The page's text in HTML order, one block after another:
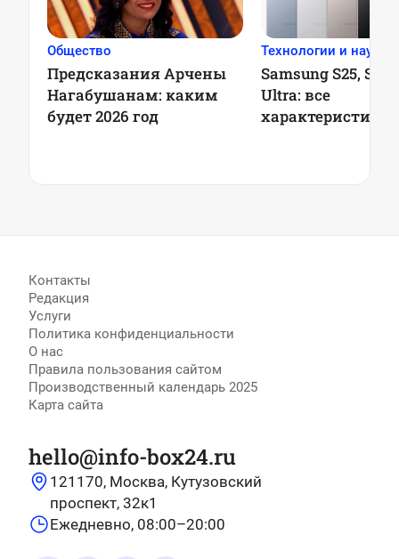
Общество
Предсказания Арчены
Нагабушанам: каким
будет 2026 год
Технологии и наука
Samsung S25,
Ultra: все
характеристики
Контакты
Редакция
Услуги
Политика конфиденциальности
О нас
Правила пользования сайтом
Производственный календарь 2025
Карта сайта
hello@info-box24.ru
121170, Москва, Кутузовский
проспект, 32к1
Ежедневно, 08:00–20:00